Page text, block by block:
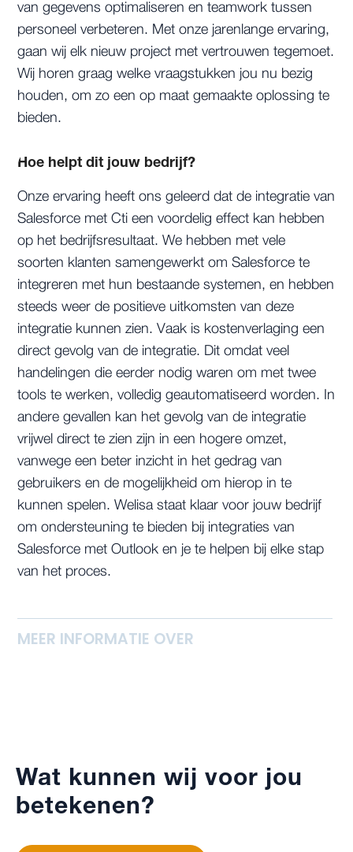
van gegevens optimaliseren en teamwork tussen
personeel verbeteren. Met onze jarenlange ervaring,
gaan wij elk nieuw project met vertrouwen tegemoet.
Wij horen graag welke vraagstukken jou nu bezig
houden, om zo een op maat gemaakte oplossing te
bieden.
Hoe helpt dit jouw bedrijf?
Onze ervaring heeft ons geleerd dat de integratie van
Salesforce met Cti een voordelig effect kan hebben
op het bedrijfsresultaat. We hebben met vele
soorten klanten samengewerkt om Salesforce te
integreren met hun bestaande systemen, en hebben
steeds weer de positieve uitkomsten van deze
integratie kunnen zien. Vaak is kostenverlaging een
direct gevolg van de integratie. Dit omdat veel
handelingen die eerder nodig waren om met twee
tools te werken, volledig geautomatiseerd worden. In
andere gevallen kan het gevolg van de integratie
vrijwel direct te zien zijn in een hogere omzet,
vanwege een beter inzicht in het gedrag van
gebruikers en de mogelijkheid om hierop in te
kunnen spelen. Welisa staat klaar voor jouw bedrijf
om ondersteuning te bieden bij integraties van
Salesforce met Outlook en je te helpen bij elke stap
van het proces.
MEER INFORMATIE OVER
Wat kunnen wij voor jou
betekenen?